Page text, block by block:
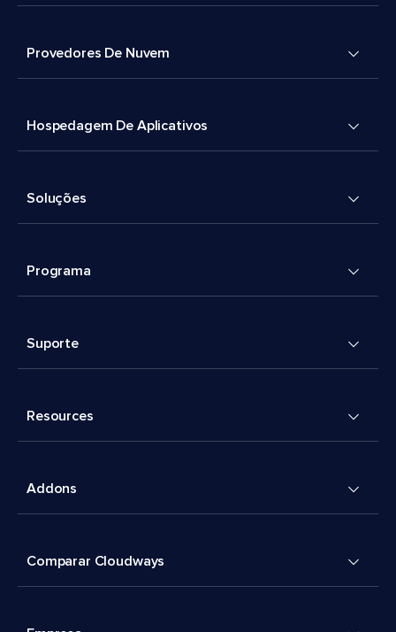
Provedores De Nuvem
Hospedagem De Aplicativos
Soluções
Programa
Suporte
Resources
Addons
Comparar Cloudways